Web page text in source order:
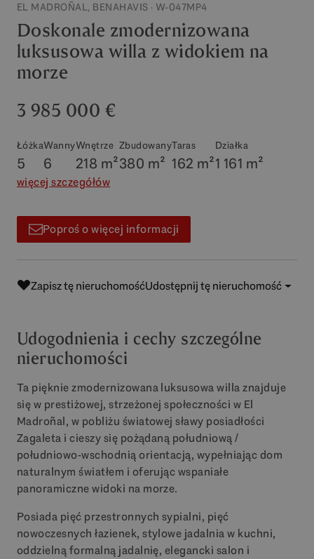
EL MADROÑAL, BENAHAVIS · W-047MP4
Doskonale zmodernizowana
luksusowa willa z widokiem na
morze
3 985 000 €
Łóżka
5
Wanny
6
Wnętrze
218 m²
Zbudowany
380 m²
Taras
162 m²
Działka
1 161 m²
więcej szczegółów
Poproś o więcej informacji
Zapisz tę nieruchomośćUdostępnij tę nieruchomość
Udogodnienia i cechy szczególne
nieruchomości
Ta pięknie zmodernizowana luksusowa willa znajduje
się w prestiżowej, strzeżonej społeczności w El
Madroñal, w pobliżu światowej sławy posiadłości
Zagaleta i cieszy się pożądaną południową /
południowo-wschodnią orientacją, wypełniając dom
naturalnym światłem i oferując wspaniałe
panoramiczne widoki na morze.
Posiada pięć przestronnych sypialni, pięć
nowoczesnych łazienek, stylowe jadalnia w kuchni,
oddzielną formalną jadalnię, elegancki salon i